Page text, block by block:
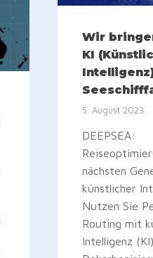
Wir
KI
5. August 2023
DEEPSEA:
nächsten
künstlicher
Nutzen Sie
Routing mit
Intelligenz